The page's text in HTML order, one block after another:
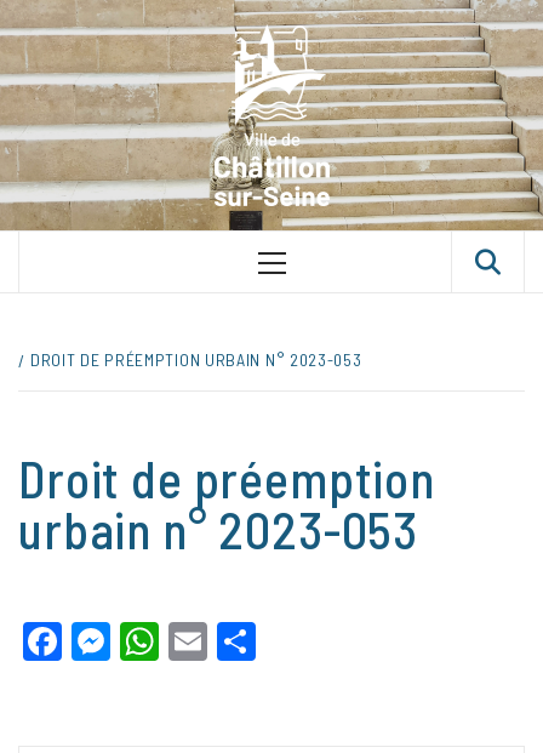
Skip
to
content
VILLE
SUR-SEINE
UNE VILLE DANS UN PARC
Primary
DROIT DE PRÉEMPTION URBAIN N° 2023-053
Droit de préemption
urbain n° 2023-053
Facebook
Messenger
WhatsApp
Email